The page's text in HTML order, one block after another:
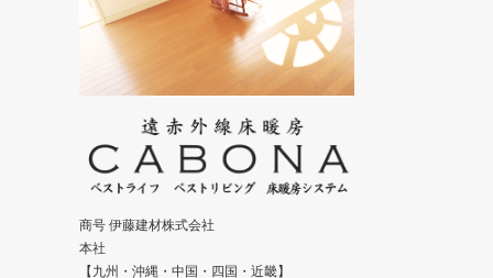
商号 伊藤建材株式会社
本社
【九州・沖縄・中国・四国・近畿】